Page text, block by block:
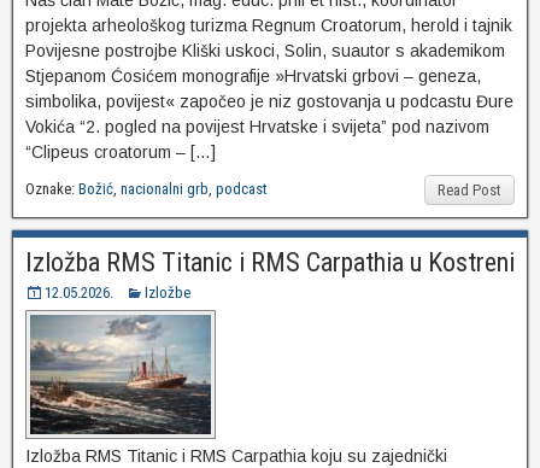
projekta arheološkog turizma Regnum Croatorum, herold i tajnik
Povijesne postrojbe Kliški uskoci, Solin, suautor s akademikom
Stjepanom Ćosićem monografije »Hrvatski grbovi – geneza,
simbolika, povijest« započeo je niz gostovanja u podcastu Đure
Vokića “2. pogled na povijest Hrvatske i svijeta” pod nazivom
“Clipeus croatorum – […]
Read Post
Oznake: Božić, nacionalni grb, podcast
Izložba RMS Titanic i RMS Carpathia u Kostreni
12.05.2026. Izložbe
Izložba RMS Titanic i RMS Carpathia koju su zajednički